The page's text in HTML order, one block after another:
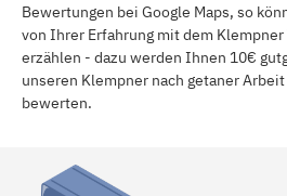
Bewertungen bei Google Maps, so
von Ihrer Erfahrung mit dem
erzählen - dazu werden Ihnen 10€
unseren Klempner nach getaner
bewerten.